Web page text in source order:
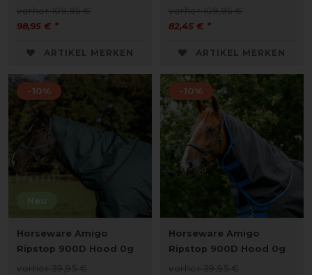
vorher 109,95 €
98,95 € *
ARTIKEL MERKEN
vorher 109,95 €
82,45 € *
ARTIKEL MERKEN
Neu
-10%
Horseware Amigo
Ripstop 900D Hood 0g
vorher 39,95 €
-10%
Horseware Amigo
Ripstop 900D Hood 0g
vorher 39,95 €